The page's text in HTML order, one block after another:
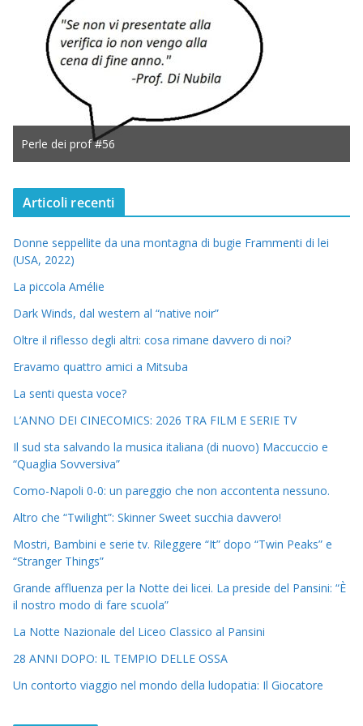
Perle dei prof #56
Articoli recenti
Donne seppellite da una montagna di bugie Frammenti di lei
(USA, 2022)
La piccola Amélie
Dark Winds, dal western al “native noir”
Oltre il riflesso degli altri: cosa rimane davvero di noi?
Eravamo quattro amici a Mitsuba
La senti questa voce?
L’ANNO DEI CINECOMICS: 2026 TRA FILM E SERIE TV
Il sud sta salvando la musica italiana (di nuovo) Maccuccio e
“Quaglia Sovversiva”
Como-Napoli 0-0: un pareggio che non accontenta nessuno.
Altro che “Twilight”: Skinner Sweet succhia davvero!
Mostri, Bambini e serie tv. Rileggere “It” dopo “Twin Peaks” e
“Stranger Things”
Grande affluenza per la Notte dei licei. La preside del Pansini: “È
il nostro modo di fare scuola”
La Notte Nazionale del Liceo Classico al Pansini
28 ANNI DOPO: IL TEMPIO DELLE OSSA
Un contorto viaggio nel mondo della ludopatia: Il Giocatore